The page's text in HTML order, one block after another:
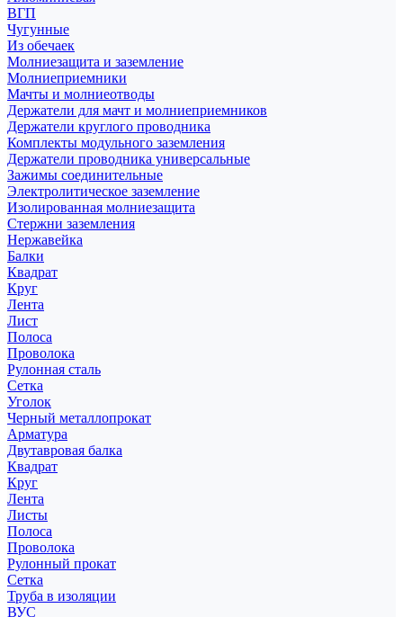
ВГП
Чугунные
Из обечаек
Молниезащита и заземление
Молниеприемники
Мачты и молниеотводы
Держатели для мачт и молниеприемников
Держатели круглого проводника
Комплекты модульного заземления
Держатели проводника универсальные
Зажимы соединительные
Электролитическое заземление
Изолированная молниезащита
Стержни заземления
Нержавейка
Балки
Квадрат
Круг
Лента
Лист
Полоса
Проволока
Рулонная сталь
Сетка
Уголок
Черный металлопрокат
Арматура
Двутавровая балка
Квадрат
Круг
Лента
Листы
Полоса
Проволока
Рулонный прокат
Сетка
Труба в изоляции
ВУС